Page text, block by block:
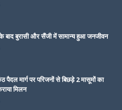
बाद बुरासी और सैंजी में सामान्य हुआ जनजीवन
पैदल मार्ग पर परिजनों से बिछड़े 2 मासूमों का
मिलन